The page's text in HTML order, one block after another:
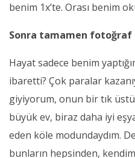
benim 1x’te. Orası benim
Sonra tamamen fotoğraf
Hayat sadece benim
ibaretti? Çok paralar
giyiyorum, onun bir tık
büyük ev, biraz daha iyi
eden köle modundaydım.
bunların hepsinden,